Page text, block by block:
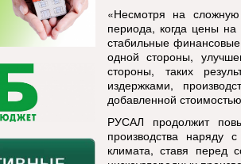
«Несмотря на
периода, когда цены
стабильные
одной стороны,
стороны, таких
издержками,
добавленной
РУСАЛ продолжит
производства наряду
климата, ставя перед